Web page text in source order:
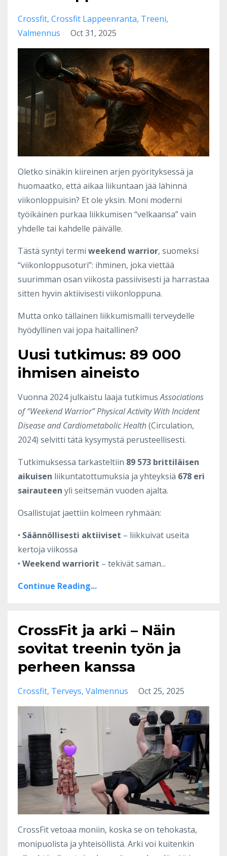
Crossfit Crossfit Lappeenranta Treeni
Valmennus
Oct 31, 2025
Oletko sinäkin kiireinen arjen pyörityksessä ja
huomaatko, että aikaa liikuntaan jää lähinnä
viikonloppuisin? Et ole yksin. Moni moderni
työikäinen purkaa liikkumisen “velkaansa” vain
yhdelle tai kahdelle päivälle.
Tästä syntyi termi weekend warrior, suomeksi
“viikonloppusoturi”: ihminen, joka viettää
suurimman osan viikosta passiivisesti ja harrastaa
sitten hyvin aktiivisesti viikonloppuna.
Mutta onko tällainen liikkumismalli terveydelle
hyödyllinen vai jopa haitallinen?
Uusi tutkimus: 89 000
ihmisen aineisto
Vuonna 2024 julkaistu laaja tutkimusAssociations
of “Weekend Warrior” Physical Activity With Incident
Disease and Cardiometabolic Health(Circulation,
2024) selvitti tätä kysymystä perusteellisesti.
Tutkimuksessa tarkasteltiin 89 573 brittiläisen
aikuisen liikuntatottumuksia ja yhteyksiä 678 eri
sairauteen yli seitsemän vuoden ajalta.
Osallistujat jaettiin kolmeen ryhmään:
• Säännöllisesti aktiiviset – liikkuivat useita
kertoja viikossa
• Weekend warriorit – tekivät saman...
Continue Reading...
CrossFit ja arki – Näin
sovitat treenin työn ja
perheen kanssa
Crossfit Terveys Valmennus Oct 25, 2025
CrossFit vetoaa moniin, koska se on tehokasta,
monipuolista ja yhteisöllistä. Arki voi kuitenkin